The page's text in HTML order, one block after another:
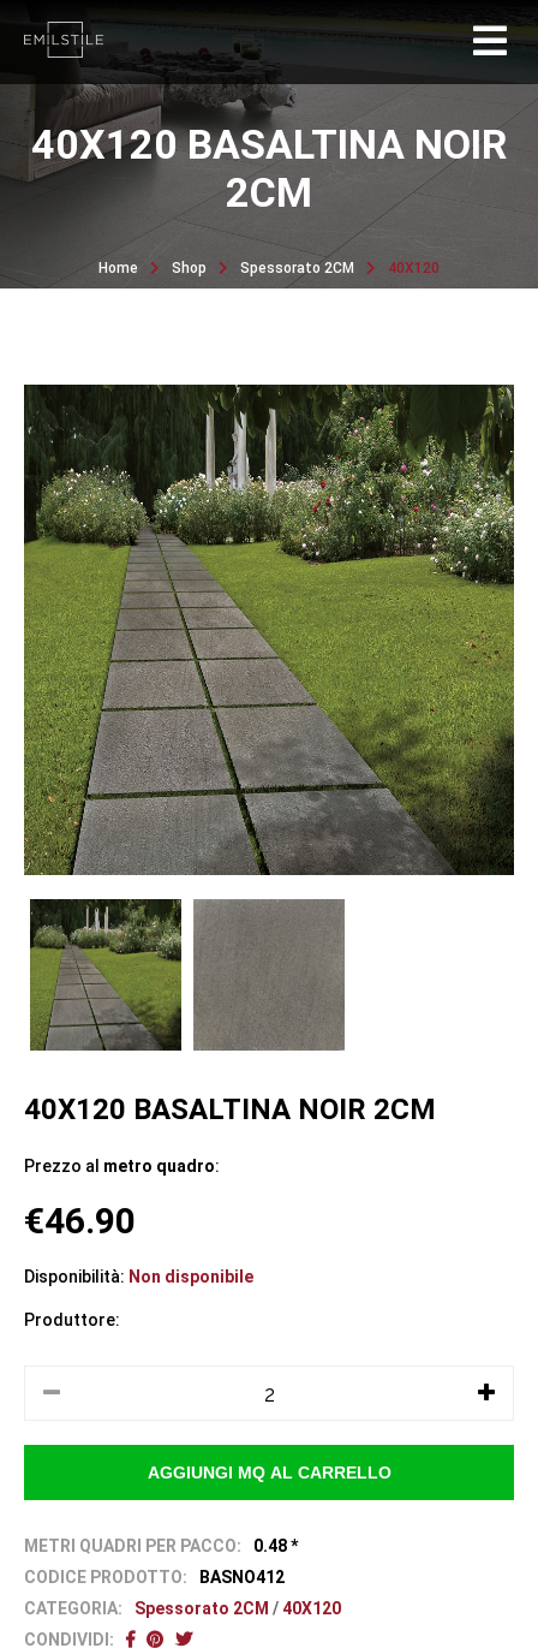
40X120 BASALTINA NOIR
2CM
Home Shop Spessorato 2CM 40X120
40X120 BASALTINA NOIR 2CM
Prezzo al metro quadro:
€46.90
Disponibilità: Non disponibile
Produttore:
METRI QUADRI PER PACCO:
0.48 *
CODICE PRODOTTO:
BASNO412
CATEGORIA:
Spessorato 2CM /40X120
CONDIVIDI: